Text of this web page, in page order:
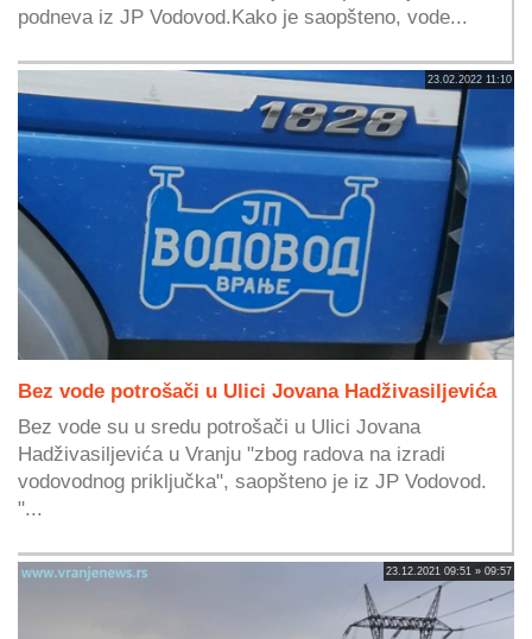
podneva iz JP Vodovod.Kako je saopšteno, vode...
23.02.2022 11:10
Bez vode potrošači u Ulici Jovana Hadživasiljevića
Bez vode su u sredu potrošači u Ulici Jovana
Hadživasiljevića u Vranju "zbog radova na izradi
vodovodnog priključka", saopšteno je iz JP Vodovod.
"...
23.12.2021 09:51 » 09:57